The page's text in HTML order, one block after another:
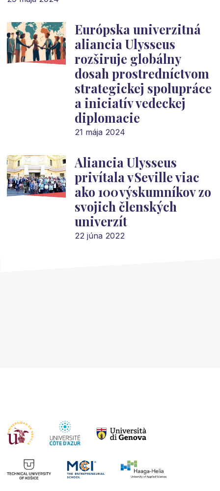
Európska univerzitná
aliancia Ulysseus
rozširuje globálny
dosah prostredníctvom
strategickej spolupráce
a iniciatív vedeckej
diplomacie
21 mája 2024
Aliancia Ulysseus
privítala v Seville viac
ako 100 výskumníkov zo
svojich členských
univerzít
22 júna 2022